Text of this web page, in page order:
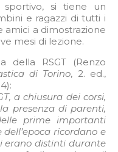
si tiene un
e ragazzi di tutti i
amici a dimostrazione
mesi di lezione.
della RSGT (Renzo
di Torino, 2. ed.,
a chiusura dei corsi,
presenza di parenti,
prime importanti
ricordano e
erano distinti durante